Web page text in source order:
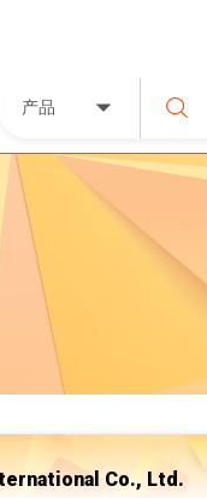
产品
Co., Ltd.